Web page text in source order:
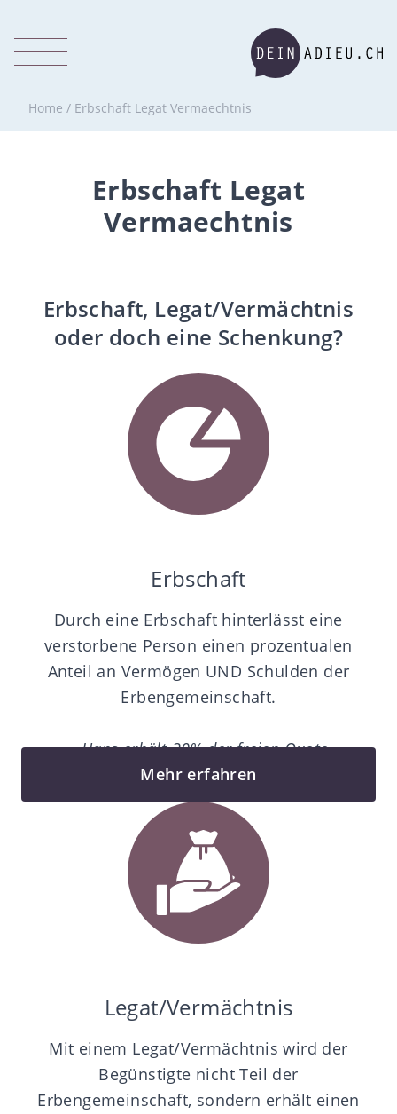
Home / Erbschaft Legat Vermaechtnis
Erbschaft Legat
Vermaechtnis
Erbschaft, Legat/Vermächtnis
oder doch eine Schenkung?
Erbschaft
Durch eine Erbschaft hinterlässt eine
verstorbene Person einen prozentualen
Anteil an Vermögen UND Schulden der
Erbengemeinschaft.
«… Hans erhält 20% der freien Quote».
«Ich setze Peter … als Alleinerben ein
Mehr erfahren
Legat/Vermächtnis
Mit einem Legat/Vermächtnis wird der
Begünstigte nicht Teil der
Erbengemeinschaft, sondern erhält einen